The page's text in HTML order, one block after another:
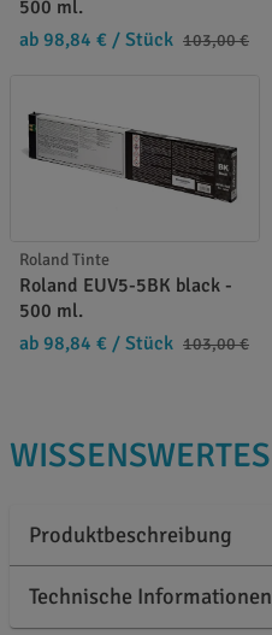
500 ml.
ab 98,84 € / Stück 103,00 €
Roland Tinte
Roland EUV5-5BK black -
500 ml.
ab 98,84 € / Stück 103,00 €
WISSENSWERTES
Produktbeschreibung
Technische Informationen